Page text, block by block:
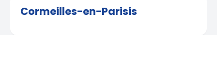
Cormeilles-en-Parisis